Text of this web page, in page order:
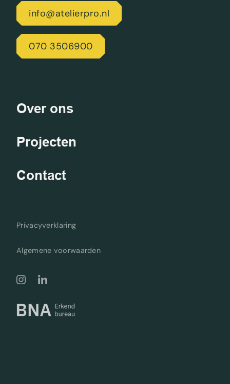
info@atelierpro.nl
070 3506900
Over ons
Projecten
Contact
Privacyverklaring
Algemene voorwaarden